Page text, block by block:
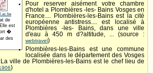
de
est
�
des
Pour reserver aisément votre chambre
d'hotel a Plombières -les- Bains Vosges en
France.... Plombières-les-Bains est la cité
européenne antistress.... est localisé à
Plombières -les- Bains, dans une ville
d'eau à 450 m d?altitude, ... (source :
webtravel )
Plombières-les-Bains est une commune
localisée dans le département des Vosges
ville de Plombières-les-Bains est le chef lieu de
)